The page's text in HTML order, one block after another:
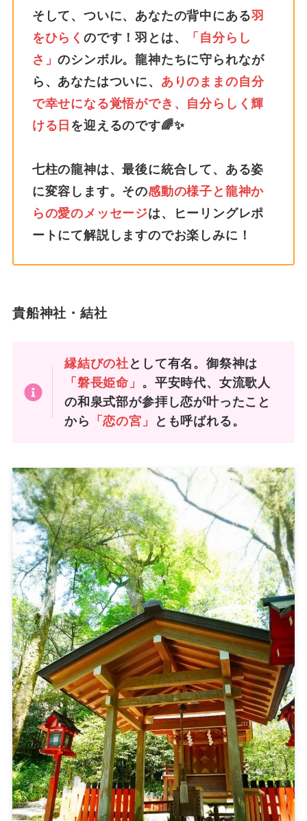
そして、ついに、あなたの背中にある羽
をひらくのです！羽とは、
「自分らし
さ」のシンボル。龍神たちに守られなが
ら、あなたはついに、 ありのままの自分
で幸せになる覚悟ができ、自分らしく輝
ける日 を迎えるのです🌈✨
七柱の龍神は、最後に統合して、ある姿
に変容します。その感動の様子と龍神か
らの愛のメッセージは、ヒーリングレポ
ートにて解説しますのでお楽しみに！
貴船神社・結社
縁結びの社 として有名。御祭神は
「磐長姫命」
。平安時代、女流歌人
の和泉式部が参拝し恋が叶ったこと
から
「恋の宮」 とも呼ばれる。